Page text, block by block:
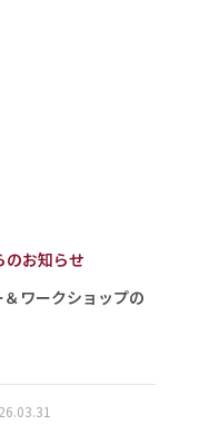
のお知らせ
ワークショップの